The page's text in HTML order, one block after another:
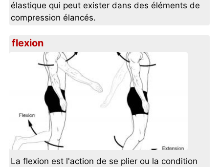
élastique qui peut exister dans des éléments de
compression élancés.
flexion
La flexion est l'action de se plier ou la condition